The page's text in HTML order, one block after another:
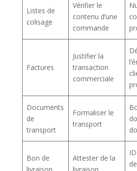
Listes de
colisage
Vérifier le
contenu d’une
commande
Factures
Justifier la
transaction
commerciale
Documents
de
transport
Formaliser le
transport
Bon de
Attester de la